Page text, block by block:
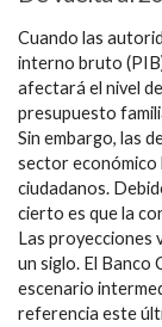
Cuando las
interno bruto
afectará el nivel
presupuesto
Sin embargo, las
sector económico
ciudadanos.
cierto es que la
Las proyecciones
un siglo. El Banco
escenario
referencia este